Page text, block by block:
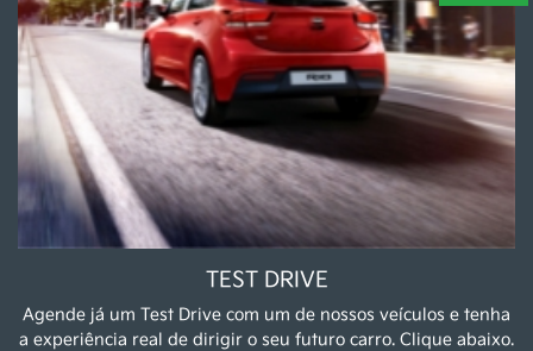
Pneus
Soluções financeiras
Seguros
Fale conosco
Sobre nós
Contato
Test Drive